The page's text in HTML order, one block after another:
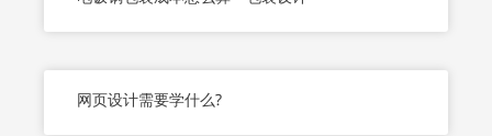
网页设计需要学什么?